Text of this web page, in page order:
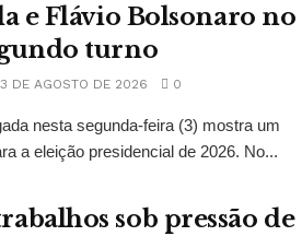
e Flávio Bolsonaro no
turno
3 DE AGOSTO DE 2026 0
nesta segunda-feira (3) mostra um
a eleição presidencial de 2026. No...
sob pressão de